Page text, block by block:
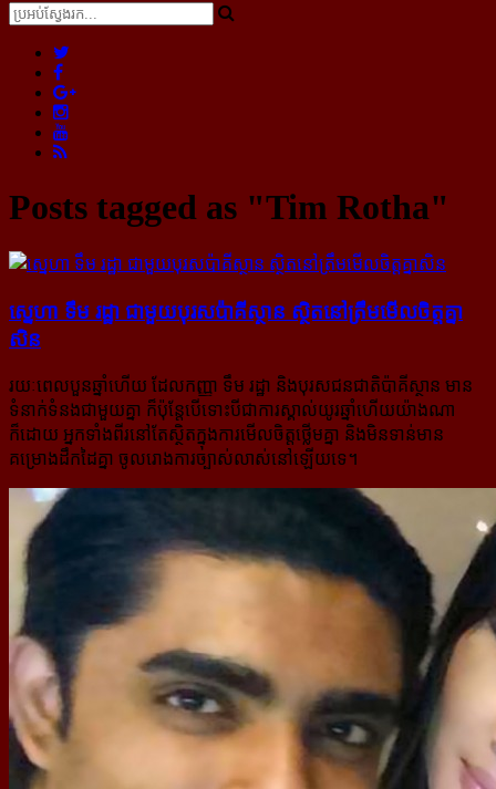
Posts tagged as "Tim Rotha"
ស្នេហា ទឹម រដ្ឋា ជា​មួយ​បុរស​ប៉ាគីស្ថាន ស្ថិត​នៅ​ត្រឹម​មើល​ចិត្ត​គ្នា​
សិន
រយៈពេលបួនឆ្នាំហើយ ដែលកញ្ញា ទឹម រដ្ឋា និងបុរសជនជាតិប៉ាគីស្ថាន មាន
ទំនាក់ទំនងជាមួយគ្នា ក៏ប៉ុន្តែបើទោះបី​ជាការស្គាល់យូរឆ្នាំហើយយ៉ាងណា
ក៏ដោយ អ្នកទាំងពីរនៅតែស្ថិតក្នុងការមើលចិត្តថ្លើមគ្នា និងមិនទាន់មាន
គម្រោង​ដឹកដៃគ្នា ចូលរោងការច្បាស់លាស់នៅឡើយទេ។